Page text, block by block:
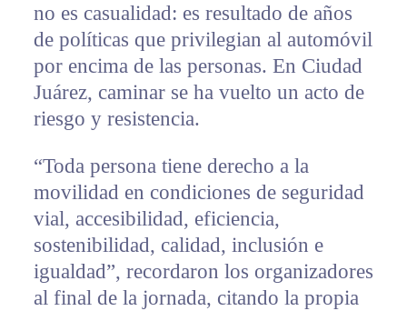
no es casualidad: es resultado de años
de políticas que privilegian al automóvil
por encima de las personas. En Ciudad
Juárez, caminar se ha vuelto un acto de
riesgo y resistencia.
“Toda persona tiene derecho a la
movilidad en condiciones de seguridad
vial, accesibilidad, eficiencia,
sostenibilidad, calidad, inclusión e
igualdad”, recordaron los organizadores
al final de la jornada, citando la propia